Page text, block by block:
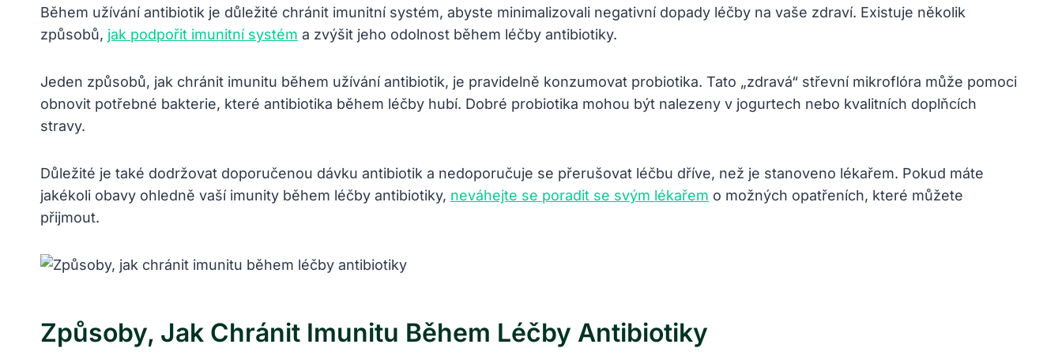
Během užívání antibiotik je důležité chránit imunitní systém, abyste minimalizovali negativní dopady léčby na vaše zdraví. Existuje několik
způsobů, jak podpořit imunitní systém a zvýšit jeho odolnost během léčby antibiotiky.
Jeden způsobů, jak chránit imunitu během užívání antibiotik, je pravidelně konzumovat probiotika. Tato „zdravá“ střevní mikroflóra může pomoci
obnovit potřebné bakterie, které antibiotika během léčby hubí. Dobré probiotika mohou být nalezeny v jogurtech nebo kvalitních doplňcích
stravy.
Důležité je také dodržovat doporučenou dávku antibiotik a nedoporučuje se přerušovat léčbu dříve, než je stanoveno lékařem. Pokud máte
jakékoli obavy ohledně vaší imunity během léčby antibiotiky, neváhejte se poradit se svým lékařem o možných opatřeních, které můžete
přijmout.
Způsoby, Jak Chránit Imunitu Během Léčby Antibiotiky